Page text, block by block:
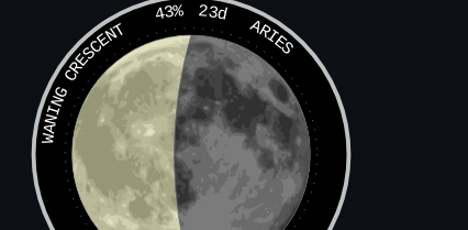
43% 23d
ARIES
WANING CRESCENT